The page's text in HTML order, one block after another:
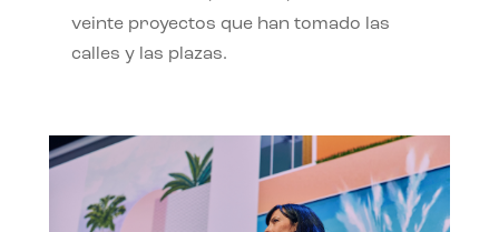
veinte proyectos que han tomado las
calles y las plazas.